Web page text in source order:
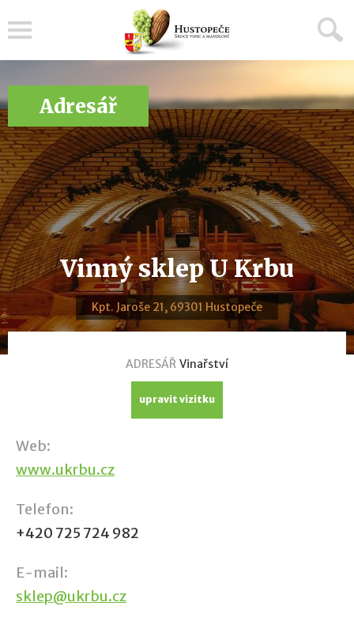
Adresář
Vinný sklep U Krbu
Kpt. Jaroše 21, 69301 Hustopeče
ADRESÁŘ Vinařství
upravit vizitku
Web:
www.ukrbu.cz
Telefon:
+420 725 724 982
E-mail:
sklep@ukrbu.cz